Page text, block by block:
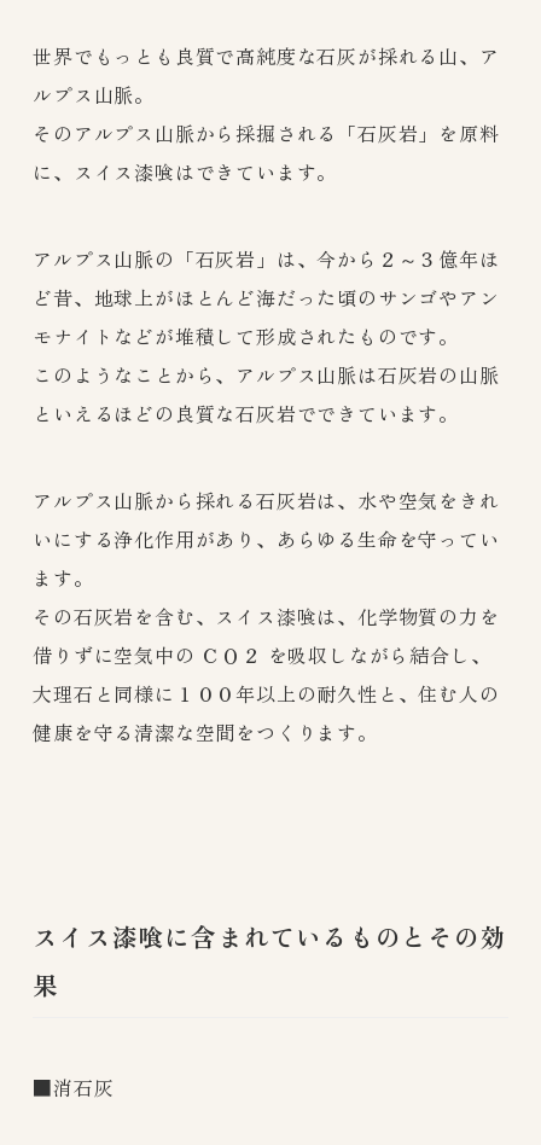
世界で もっとも良質で高純度な石灰が採れる山、ア
ルプス山脈。
そのアルプス山脈から採掘される「石灰岩」を原料
に、スイス漆喰はできています。
アルプス山脈の「石灰岩」は、今から２～３億年ほ
ど昔、地球上がほとんど海だった頃のサンゴやアン
モナイトなどが堆積して形成されたものです。
このようなことから、アルプス山脈は石灰岩の山脈
といえるほどの良質な石灰岩でできています。
アルプス山脈から採れる石灰岩は、水や空気をきれ
いにする浄化作用があり、あらゆる生命を守ってい
ます。
その石灰岩を含む、スイス漆喰は、化学物質の力を
借りずに空気中の ＣＯ２ を吸収しながら結合し、
大理石と同様に１００年以上の耐久性と、住む人の
健康を守る清潔な空間をつくります。
スイス漆喰に含まれているものとその効
果
■消石灰